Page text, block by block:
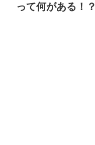
って何がある！？